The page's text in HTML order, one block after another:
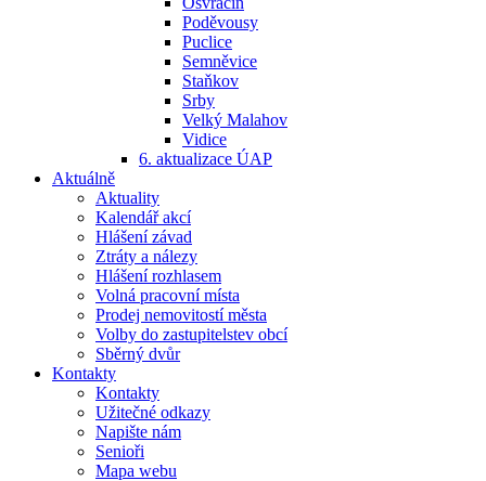
Poděvousy
Puclice
Semněvice
Staňkov
Srby
Velký Malahov
Vidice
6. aktualizace ÚAP
Aktuálně
Aktuality
Kalendář akcí
Hlášení závad
Ztráty a nálezy
Hlášení rozhlasem
Volná pracovní místa
Prodej nemovitostí města
Volby do zastupitelstev obcí
Sběrný dvůr
Kontakty
Kontakty
Užitečné odkazy
Napište nám
Senioři
Mapa webu